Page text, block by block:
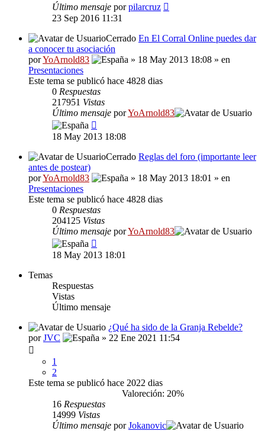
Último mensaje porpilarcruz
23 Sep 2016 11:31
Cerrado En El Corral Online puedes dar
a conocer tu asociación
porYoArnold83
» 18 May 2013 18:08 » en
Presentaciones
Este tema se publicó hace 4828 dias
0 Respuestas
217951 Vistas
Último mensaje porYoArnold83
18 May 2013 18:08
Cerrado Reglas del foro (importante leer
antes de postear)
porYoArnold83
» 18 May 2013 18:01 » en
Presentaciones
Este tema se publicó hace 4828 dias
0 Respuestas
204125 Vistas
Último mensaje porYoArnold83
18 May 2013 18:01
Temas
Respuestas
Vistas
Último mensaje
¿Qué ha sido de la Granja Rebelde?
porJVC » 22 Ene 2021 11:54
1
2
Este tema se publicó hace 2022 dias
Valoreción: 20%
16 Respuestas
14999 Vistas
Último mensaje porJokanovic